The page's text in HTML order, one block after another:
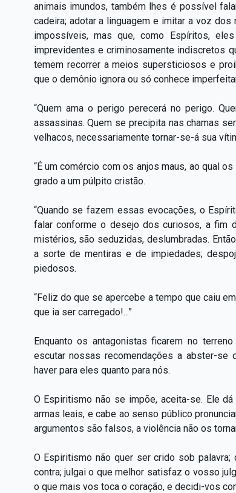
animais imundos, também lhes é possível
cadeira; adotar a linguagem e imitar a voz
impossíveis, mas que, como Espíritos,
imprevidentes e criminosamente indiscretos
temem recorrer a meios supersticiosos e
que o demônio ignora ou só conhece
“Quem ama o perigo perecerá no perigo.
assassinas. Quem se precipita nas chamas
velhacos, necessariamente tornar-se-á sua
“É um comércio com os anjos maus, ao qual
grado a um púlpito cristão.
“Quando se fazem essas evocações, o
falar conforme o desejo dos curiosos, a fim
mistérios, são seduzidas, deslumbradas.
a sorte de mentiras e de impiedades;
piedosos.
“Feliz do que se apercebe a tempo que caiu
que ia ser carregado!...”
Enquanto os antagonistas ficarem no
escutar nossas recomendações a abster-se
haver para eles quanto para nós.
O Espiritismo não se impõe, aceita-se. Ele
armas leais, e cabe ao senso público
argumentos são falsos, a violência não os
O Espiritismo não quer ser crido sob
contra; julgai o que melhor satisfaz o vosso
o que mais vos toca o coração, e decidi-vos